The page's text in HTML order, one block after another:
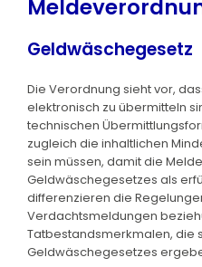
Geldwäschegesetz
Die Verordnung sieht vor,
elektronisch zu übermitteln
technischen
zugleich die inhaltlichen
sein müssen, damit die
Geldwäschegesetzes als
differenzieren die
Verdachtsmeldungen
Tatbestandsmerkmalen, die
Geldwäschegesetzes